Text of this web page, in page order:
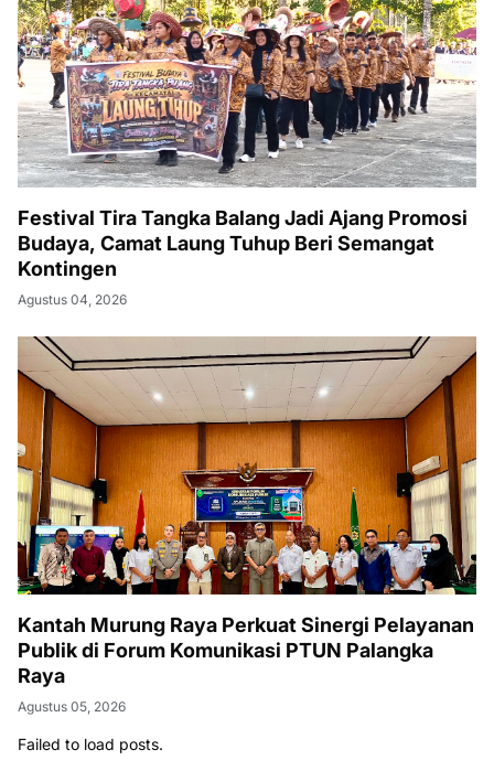
Festival Tira Tangka Balang Jadi Ajang Promosi
Budaya, Camat Laung Tuhup Beri Semangat
Kontingen
Agustus 04, 2026
Kantah Murung Raya Perkuat Sinergi Pelayanan
Publik di Forum Komunikasi PTUN Palangka
Raya
Agustus 05, 2026
Failed to load posts.